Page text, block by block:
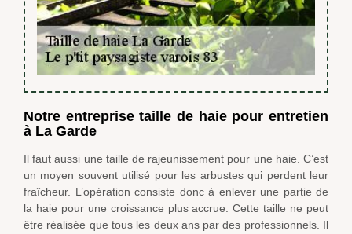
Notre entreprise taille de haie pour entretien
à La Garde
Il faut aussi une taille de rajeunissement pour une haie. C’est
un moyen souvent utilisé pour les arbustes qui perdent leur
fraîcheur. L’opération consiste donc à enlever une partie de
la haie pour une croissance plus accrue. Cette taille ne peut
être réalisée que tous les deux ans par des professionnels. Il